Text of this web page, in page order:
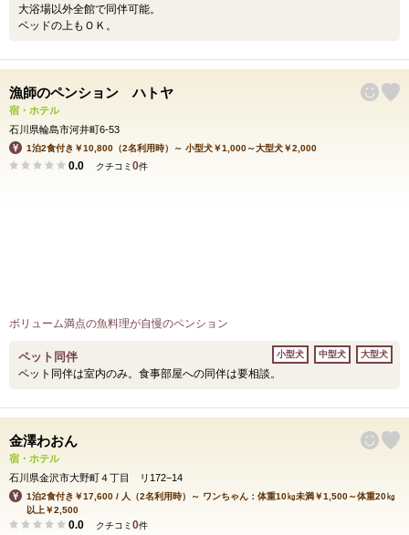
大浴場以外全館で同伴可能。
ベッドの上もＯＫ。
漁師のペンション ハトヤ
宿・ホテル
石川県輪島市河井町6-53
1泊2食付き￥10,800（2名利用時）～ 小型犬￥1,000～大型犬￥2,000
0.0 クチコミ 0件
ボリューム満点の魚料理が自慢のペンション
ペット同伴
ペット同伴は室内のみ。食事部屋への同伴は要相談。
小型犬 中型犬 大型犬
金澤わおん
宿・ホテル
石川県金沢市大野町４丁目 リ172−14
1泊2食付き￥17,600 / 人（2名利用時）～ ワンちゃん：体重10㎏未満￥1,500～体重20㎏
以上￥2,500
0.0 クチコミ 0件